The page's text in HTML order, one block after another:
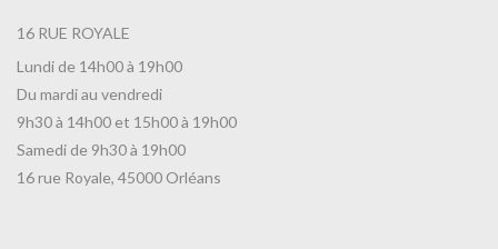
16 RUE ROYALE
Lundi de 14h00 à 19h00
Du mardi au vendredi
9h30 à 14h00 et 15h00 à 19h00
Samedi de 9h30 à 19h00
16 rue Royale, 45000 Orléans